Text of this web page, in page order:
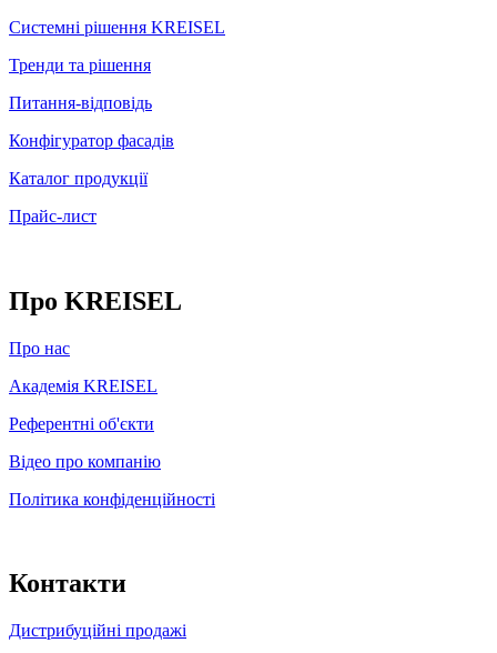
Системні рішення KREISEL
Тренди та рішення
Питання-відповідь
Конфігуратор фасадів
Каталог продукції
Прайс-лист
Про KREISEL
Про нас
Академія KREISEL
Референтні об'єкти
Відео про компанію
Політика конфіденційності
Контакти
Дистрибуційні продажі